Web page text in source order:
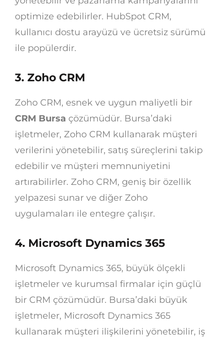
optimize edebilirler. HubSpot CRM,
kullanıcı dostu arayüzü ve ücretsiz sürümü
ile popülerdir.
3. Zoho CRM
Zoho CRM, esnek ve uygun maliyetli bir
CRM Bursa çözümüdür. Bursa’daki
işletmeler, Zoho CRM kullanarak müşteri
verilerini yönetebilir, satış süreçlerini takip
edebilir ve müşteri memnuniyetini
artırabilirler. Zoho CRM, geniş bir özellik
yelpazesi sunar ve diğer Zoho
uygulamaları ile entegre çalışır.
4. Microsoft Dynamics 365
Microsoft Dynamics 365, büyük ölçekli
işletmeler ve kurumsal firmalar için güçlü
bir CRM çözümüdür. Bursa’daki büyük
işletmeler, Microsoft Dynamics 365
kullanarak müşteri ilişkilerini yönetebilir, iş